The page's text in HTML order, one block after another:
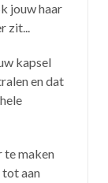
jouw haar
zit...
kapsel
en dat
te maken
aan